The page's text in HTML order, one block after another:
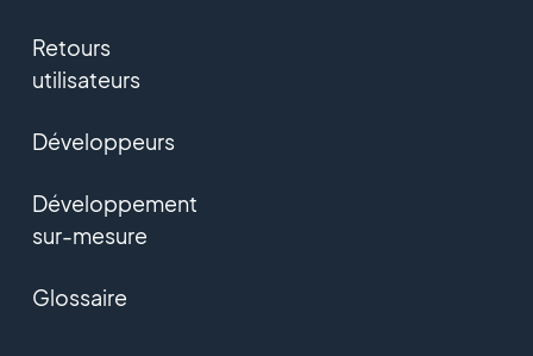
Retours
utilisateurs
Développeurs
Développement
sur-mesure
Glossaire